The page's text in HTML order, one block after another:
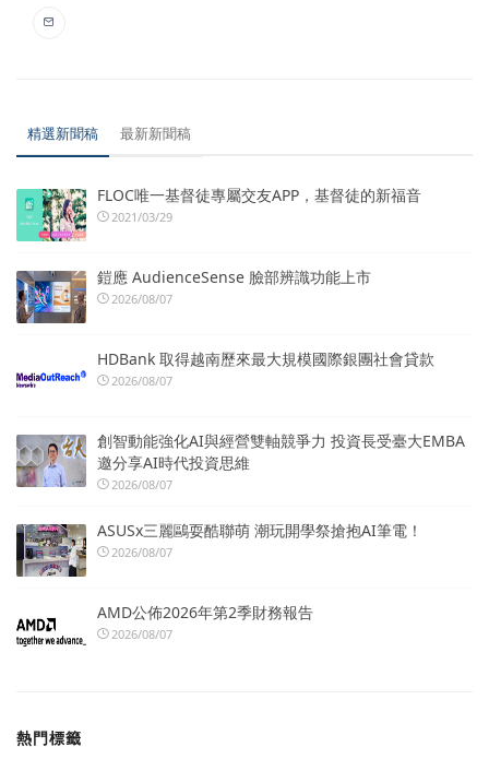
精選新聞稿 最新新聞稿
FLOC唯一基督徒專屬交友APP，基督徒的新福音
2021/03/29
鎧應 AudienceSense 臉部辨識功能上市
2026/08/07
HDBank 取得越南歷來最大規模國際銀團社會貸款
2026/08/07
創智動能強化AI與經營雙軸競爭力 投資長受臺大EMBA
邀分享AI時代投資思維
2026/08/07
ASUSx三麗鷗耍酷聯萌 潮玩開學祭搶抱AI筆電！
2026/08/07
AMD公佈2026年第2季財務報告
2026/08/07
熱門標籤